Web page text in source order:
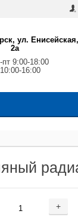
ул. Енисейская,
2а
пт 9:00-18:00
16:00
+